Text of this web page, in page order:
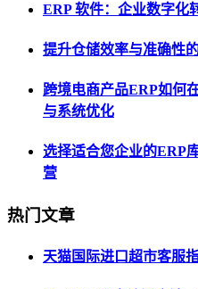
ERP 软件：企业数字化
提升仓储效率与准确性
跨境电商产品ERP如何
与系统优化
选择适合您企业的ERP
营
热门文章
天猫国际进口超市客服